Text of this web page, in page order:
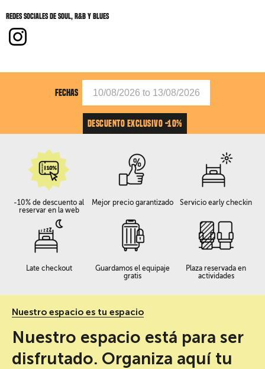
Redes sociales de Soul, R&B y blues
FECHAS
DESCUENTO EXCLUSIVO -10%
-10% de descuento al
reservar en la web
Mejor precio garantizado Servicio early checkin
Late checkout
Guardamos el equipaje
gratis
Plaza reservada en
actividades
Nuestro espacio es tu espacio
Nuestro espacio está para ser
disfrutado. Organiza aquí tu